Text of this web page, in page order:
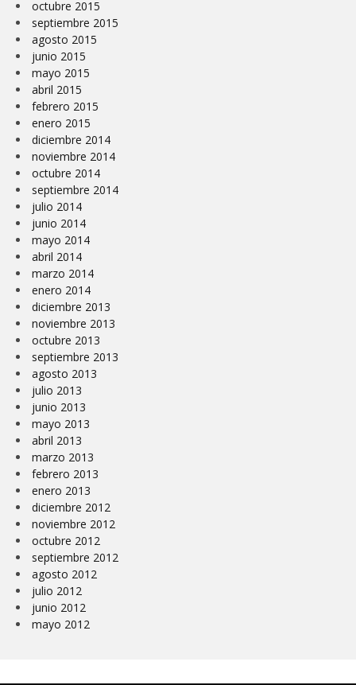
octubre 2015
septiembre 2015
agosto 2015
junio 2015
mayo 2015
abril 2015
febrero 2015
enero 2015
diciembre 2014
noviembre 2014
octubre 2014
septiembre 2014
julio 2014
junio 2014
mayo 2014
abril 2014
marzo 2014
enero 2014
diciembre 2013
noviembre 2013
octubre 2013
septiembre 2013
agosto 2013
julio 2013
junio 2013
mayo 2013
abril 2013
marzo 2013
febrero 2013
enero 2013
diciembre 2012
noviembre 2012
octubre 2012
septiembre 2012
agosto 2012
julio 2012
junio 2012
mayo 2012